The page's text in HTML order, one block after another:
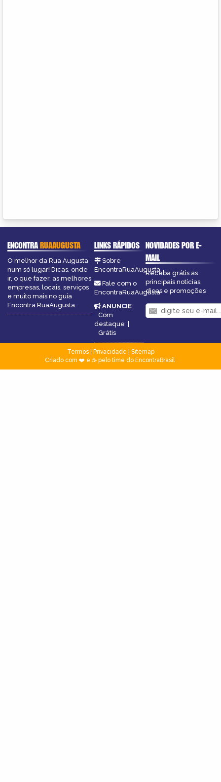
ENCONTRARUAAUGUSTA
O melhor da Rua Augusta
num só lugar! Dicas, onde
ir, o que fazer, as melhores
empresas, locais, serviços
e muito mais no guia
Encontra RuaAugusta.
LINKS RÁPIDOS
Sobre
EncontraRuaAugusta
Fale com o
EncontraRuaAugusta
ANUNCIE:
Com
destaque |
Grátis
NOVIDADES POR E-
MAIL
Receba grátis as
principais notícias,
dicas e promoções
Termos| Privacidade
Sitemap
Criado com ❤️ e ☕ pelo time do EncontraBrasil